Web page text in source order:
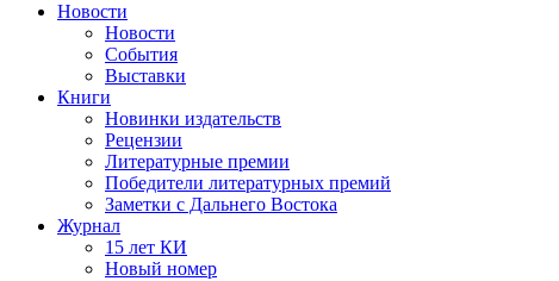
Новости
Новости
События
Выставки
Книги
Новинки издательств
Рецензии
Литературные премии
Победители литературных премий
Заметки с Дальнего Востока
Журнал
15 лет КИ
Новый номер